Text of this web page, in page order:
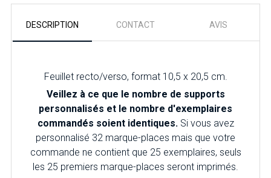
DESCRIPTION CONTACT AVIS
Feuillet recto/verso, format 10,5 x 20,5 cm.
Veillez à ce que le nombre de supports
personnalisés et le nombre d'exemplaires
commandés soient identiques. Si vous avez
personnalisé 32 marque-places mais que votre
commande ne contient que 25 exemplaires, seuls
les 25 premiers marque-places seront imprimés.